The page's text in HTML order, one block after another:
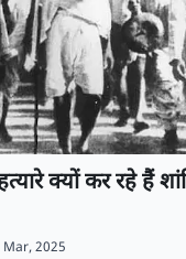
क्यों कर रहे हैं
Mar, 2025